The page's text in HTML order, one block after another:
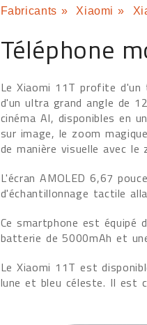
Fabricants » Xiaomi »
Téléphone
Le Xiaomi 11T profite
d'un ultra grand angle de
cinéma AI, disponibles en
sur image, le zoom
de manière visuelle avec le
L'écran AMOLED 6,67
d'échantillonnage tactile
Ce smartphone est équipé
batterie de 5000mAh et
Le Xiaomi 11T est
lune et bleu céleste. Il est